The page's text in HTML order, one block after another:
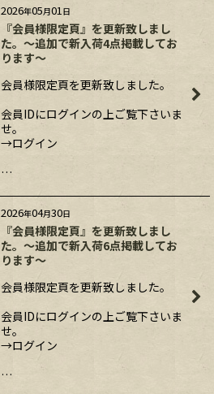
2026年05月01日
『会員様限定頁』を更新致しまし
た。～追加で新入荷4点掲載してお
ります～
会員様限定頁を更新致しました。
会員IDにログインの上ご覧下さいま
せ。
→ログイン
…
2026年04月30日
『会員様限定頁』を更新致しまし
た。～追加で新入荷6点掲載してお
ります～
会員様限定頁を更新致しました。
会員IDにログインの上ご覧下さいま
せ。
→ログイン
…